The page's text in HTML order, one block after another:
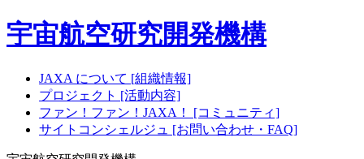
宇宙航空研究開発機構
JAXA について [組織情報]
プロジェクト [活動内容]
ファン！ファン！JAXA！ [コミュニティ]
サイトコンシェルジュ [お問い合わせ・FAQ]